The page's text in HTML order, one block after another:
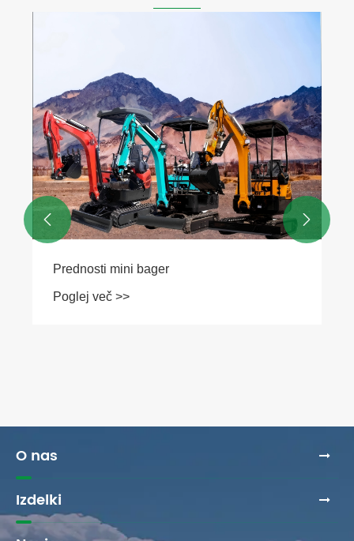
Prednosti mini bager
Poglej več >>
 
O nas
Izdelki